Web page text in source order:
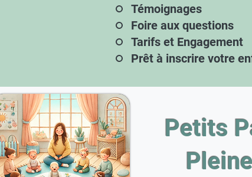
Témoignages
Foire aux questions
Tarifs et Engagement
Prêt à inscrire votre
Petits